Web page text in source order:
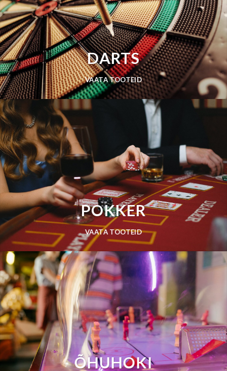
DARTS
VAATA TOOTEID
POKKER
VAATA TOOTEID
ÕHUHOKI